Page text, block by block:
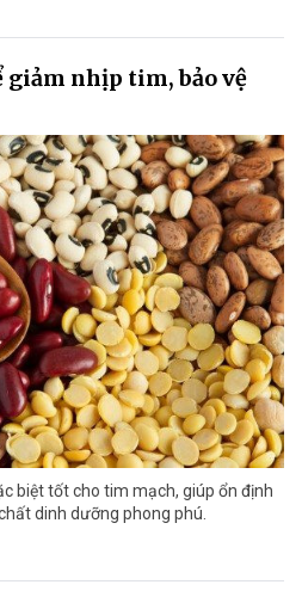
giảm nhịp tim, bảo vệ
biệt tốt cho tim mạch, giúp ổn định
dinh dưỡng phong phú.